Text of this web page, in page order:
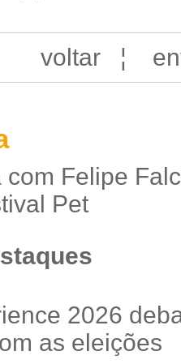
voltar¦
com Felipe
Pet
2026
as eleições